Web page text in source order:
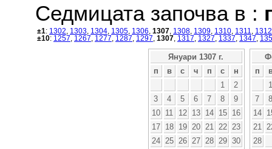
Седмицата започва в :
±1: 1302 1303 1304 1305 1306 1307 1308 1309 1310 1311
1312
±10: 1257 1267 1277 1287 1297 1307 1317 1327 1337 1347
Януари 1307 г.
п
в с ч п с
н
1
2
3
4 5 6 7 8
9
10
11 12 13 14 15
16
17
18 19 20 21 22
23
24
25 26 27 28 29 30
п
1
7
8
14
21
28